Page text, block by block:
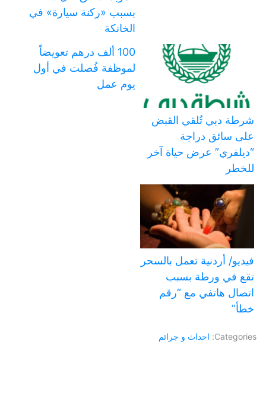
بسبب «ركنة سيارة» في
الخانكة
شرطة دبي تُلقي القبض
على سائق دراجة
“ديلفري” عرض حياة آخر
للخطر
100 ألف درهم تعويضاً
لموظفة فُصلت في أول
يوم عمل
فيديو/ أردنية تعمل بالسحر
تقع في ورطة بسبب
اتصال هاتفي مع “رقم
خطأ”
Categories: احداث و جرائم